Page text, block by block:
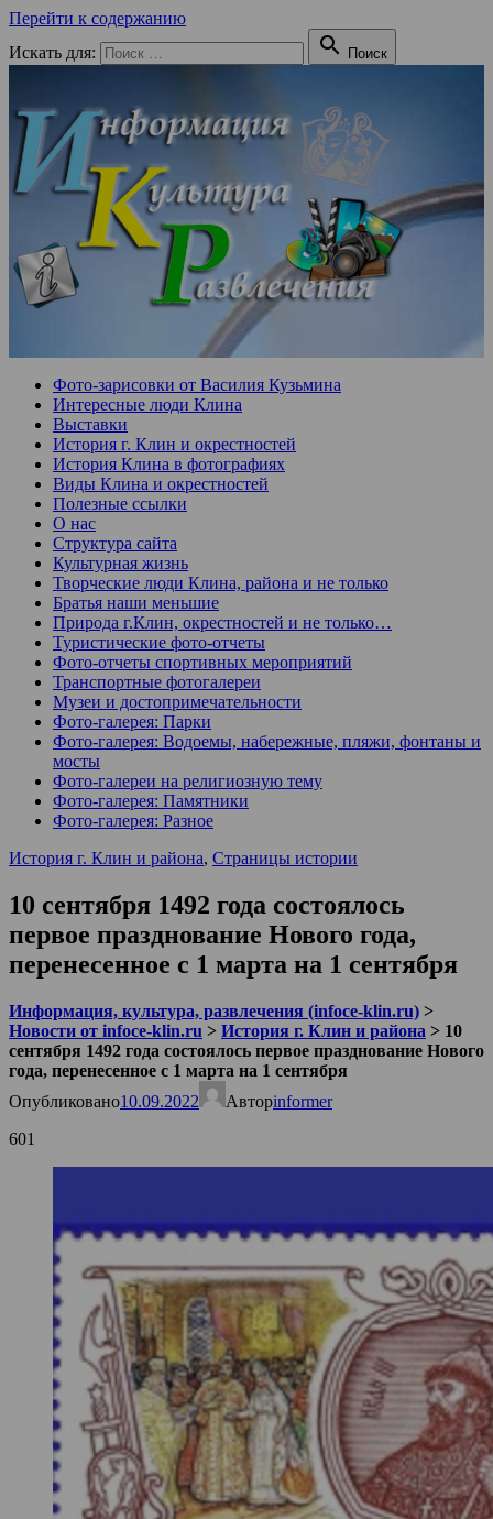
Перейти к содержанию
Искать для:
 Поиск
Фото-зарисовки от Василия Кузьмина
Интересные люди Клина
Выставки
История г. Клин и окрестностей
История Клина в фотографиях
Виды Клина и окрестностей
Полезные ссылки
О нас
Структура сайта
Культурная жизнь
Творческие люди Клина, района и не только
Братья наши меньшие
Природа г.Клин, окрестностей и не только…
Туристические фото-отчеты
Фото-отчеты спортивных мероприятий
Транспортные фотогалереи
Музеи и достопримечательности
Фото-галерея: Парки
Фото-галерея: Водоемы, набережные, пляжи, фонтаны и
мосты
Фото-галереи на религиозную тему
Фото-галерея: Памятники
Фото-галерея: Разное
История г. Клин и района, Страницы истории
10 сентября 1492 года состоялось
первое празднование Нового года,
перенесенное с 1 марта на 1 сентября
Информация, культура, развлечения (infoce-klin.ru) >
Новости от infoce-klin.ru > История г. Клин и района > 10
сентября 1492 года состоялось первое празднование Нового
года, перенесенное с 1 марта на 1 сентября
Опубликовано10.09.2022 Авторinformer
601